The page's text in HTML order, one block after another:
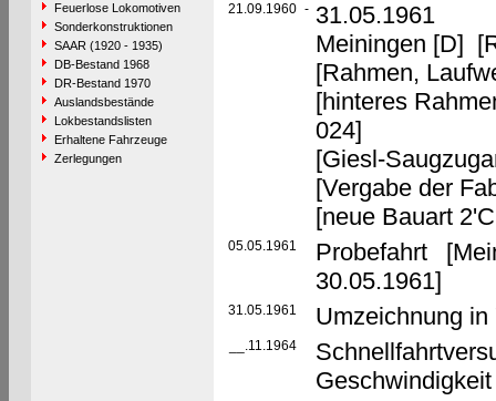
Feuerlose Lokomotiven
Sonderkonstruktionen
SAAR (1920 - 1935)
DB-Bestand 1968
DR-Bestand 1970
Auslandsbestände
Lokbestandslisten
Erhaltene Fahrzeuge
Zerlegungen
21.09.1960 - 31.05.1961
Meiningen [D]
[Rahmen,
[hinteres
024]
[Giesl-
[Vergabe der
[neue Bauart
05.05.1961
Probefahrt
30.05.1961]
31.05.1961 Umzeichnung
__.11.1964